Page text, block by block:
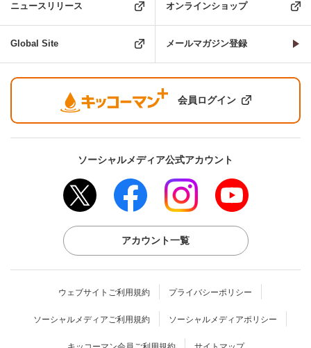
ニュースリリース オンラインショップ
Global Site メールマガジン登録
会員ログイン
ソーシャルメディア公式アカウント
アカウント一覧
ウェブサイトご利用規約 プライバシーポリシー
ソーシャルメディアご利用規約 ソーシャルメディアポリシー